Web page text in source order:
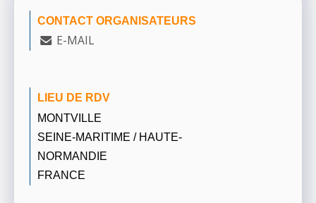
CONTACT ORGANISATEURS
E-MAIL
LIEU DE RDV
MONTVILLE
SEINE-MARITIME / HAUTE-
NORMANDIE
FRANCE